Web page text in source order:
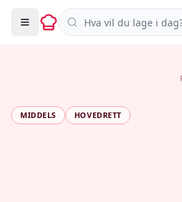
Søk i oppskrifter
MIDDELS HOVEDRETT